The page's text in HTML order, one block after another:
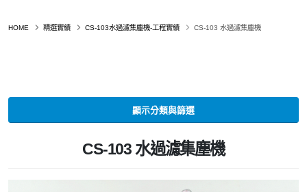
HOME 精選實績 CS-103水過濾集塵機-工程實績 CS-103 水過濾集塵機
顯示分類與篩選
CS-103 水過濾集塵機